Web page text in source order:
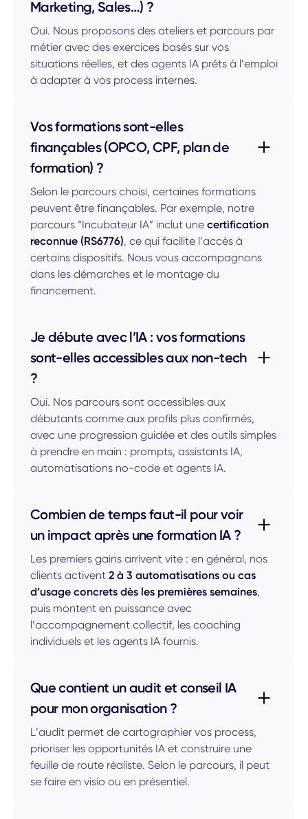
Marketing, Sales…) ?
Oui. Nous proposons des ateliers et parcours par
métier avec des exercices basés sur vos
situations réelles, et des agents IA prêts à l’emploi
à adapter à vos process internes.
Vos formations sont-elles
finançables (OPCO, CPF, plan de
formation) ?
Selon le parcours choisi, certaines formations
peuvent être finançables. Par exemple, notre
parcours “Incubateur IA” inclut une certification
reconnue (RS6776), ce qui facilite l’accès à
certains dispositifs. Nous vous accompagnons
dans les démarches et le montage du
financement.
Je débute avec l’IA : vos formations
sont-elles accessibles aux non-tech
?
Oui. Nos parcours sont accessibles aux
débutants comme aux profils plus confirmés,
avec une progression guidée et des outils simples
à prendre en main : prompts, assistants IA,
automatisations no-code et agents IA.
Combien de temps faut-il pour voir
un impact après une formation IA ?
Les premiers gains arrivent vite : en général, nos
clients activent 2 à 3 automatisations ou cas
d’usage concrets dès les premières semaines,
puis montent en puissance avec
l’accompagnement collectif, les coaching
individuels et les agents IA fournis.
Que contient un audit et conseil IA
pour mon organisation ?
L’audit permet de cartographier vos process,
prioriser les opportunités IA et construire une
feuille de route réaliste. Selon le parcours, il peut
se faire en visio ou en présentiel.